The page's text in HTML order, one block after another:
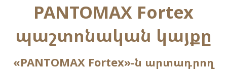
PANTOMAX Fortex
պաշտոնական կայքը
«PANTOMAX Fortex»-ն արտադրող